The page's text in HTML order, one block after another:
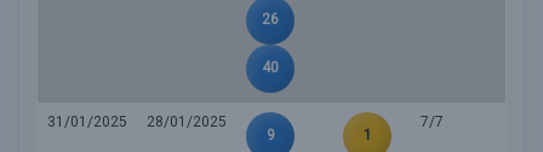
26
40
31/01/2025
28/01/2025
9
1
7/7